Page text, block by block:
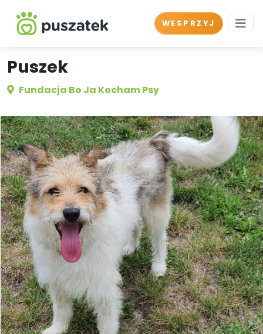
WESPRZYJ
Puszek
Fundacja Bo Ja Kocham Psy